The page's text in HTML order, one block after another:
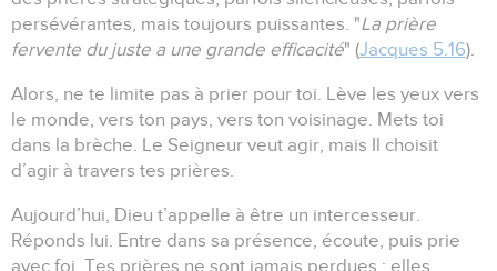
persévérantes, mais toujours puissantes. "La prière
fervente du juste a une grande efficacité" (Jacques 5.16).
Alors, ne te limite pas à prier pour toi. Lève les yeux vers
le monde, vers ton pays, vers ton voisinage. Mets toi
dans la brèche. Le Seigneur veut agir, mais Il choisit
d’agir à travers tes prières.
Aujourd’hui, Dieu t’appelle à être un intercesseur.
Réponds lui. Entre dans sa présence, écoute, puis prie